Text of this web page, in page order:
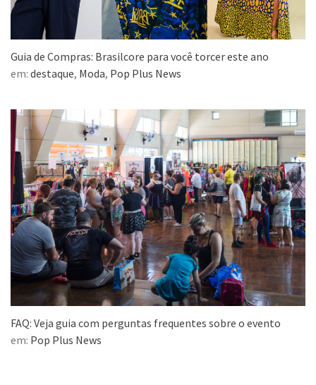
Guia de Compras: Brasilcore para você torcer este ano
em: destaque, Moda, Pop Plus News
FAQ: Veja guia com perguntas frequentes sobre o evento
em: Pop Plus News